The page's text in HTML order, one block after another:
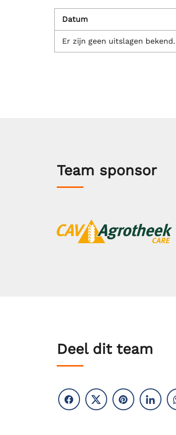
Datum
Er zijn geen uitslagen bekend.
Team sponsor
Deel dit team